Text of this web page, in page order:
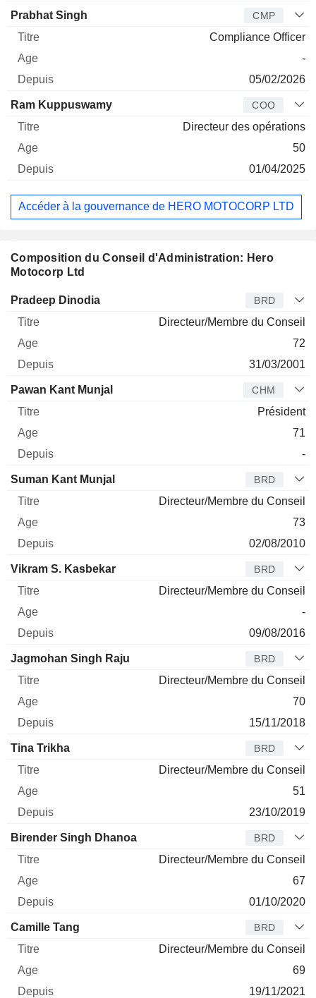
Prabhat Singh CMP
Compliance Officer
-
05/02/2026
Ram Kuppuswamy COO
Directeur des opérations
50
01/04/2025
Accéder à la gouvernance de HERO MOTOCORP LTD
Composition du Conseil d'Administration: Hero
Motocorp Ltd
Administrateur Titre
Pradeep Dinodia BRD
Directeur/Membre du Conseil
72
31/03/2001
Pawan Kant Munjal CHM
Président
71
-
Suman Kant Munjal BRD
Directeur/Membre du Conseil
73
02/08/2010
Vikram S. Kasbekar BRD
Directeur/Membre du Conseil
-
09/08/2016
Jagmohan Singh Raju BRD
Directeur/Membre du Conseil
70
15/11/2018
Tina Trikha BRD
Directeur/Membre du Conseil
51
23/10/2019
Birender Singh Dhanoa BRD
Directeur/Membre du Conseil
67
01/10/2020
Camille Tang BRD
Directeur/Membre du Conseil
69
19/11/2021